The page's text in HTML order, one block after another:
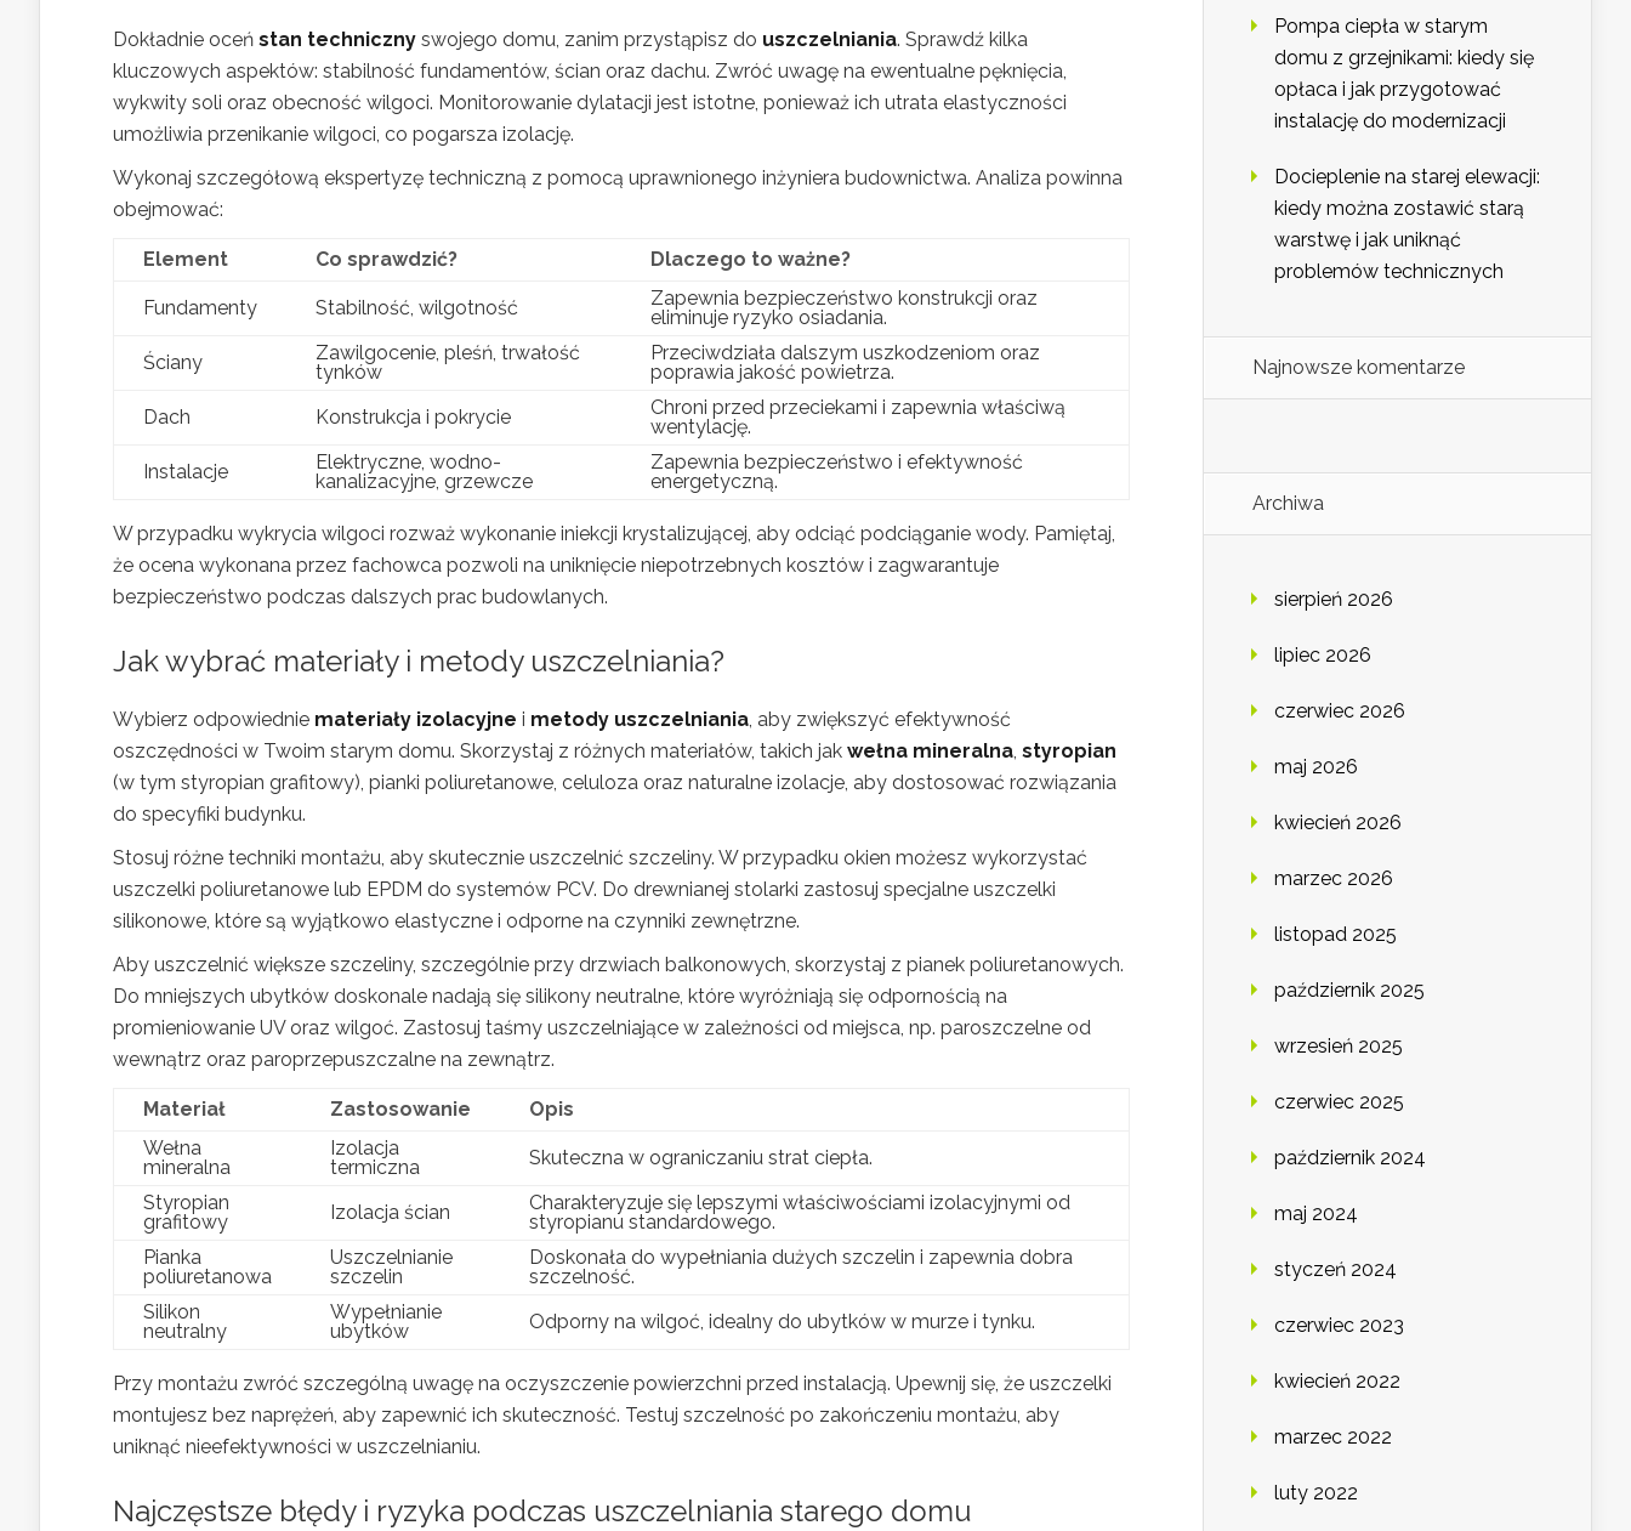
Dokładnie oceń stan techniczny swojego domu, zanim przystąpisz do uszczelniania. Sprawdź kilka
kluczowych aspektów: stabilność fundamentów, ścian oraz dachu. Zwróć uwagę na ewentualne pęknięcia,
wykwity soli oraz obecność wilgoci. Monitorowanie dylatacji jest istotne, ponieważ ich utrata elastyczności
umożliwia przenikanie wilgoci, co pogarsza izolację.
Wykonaj szczegółową ekspertyzę techniczną z pomocą uprawnionego inżyniera budownictwa. Analiza powinna
obejmować:
Element Co sprawdzić? Dlaczego to ważne?
Fundamenty Stabilność, wilgotność
Zapewnia bezpieczeństwo konstrukcji oraz
eliminuje ryzyko osiadania.
Ściany
Zawilgocenie, pleśń, trwałość
tynków
Przeciwdziała dalszym uszkodzeniom oraz
poprawia jakość powietrza.
Dach
Konstrukcja i pokrycie
Chroni przed przeciekami i zapewnia właściwą
wentylację.
Instalacje
Elektryczne, wodno-
kanalizacyjne, grzewcze
Zapewnia bezpieczeństwo i efektywność
energetyczną.
W przypadku wykrycia wilgoci rozważ wykonanie iniekcji krystalizującej, aby odciąć podciąganie wody. Pamiętaj,
że ocena wykonana przez fachowca pozwoli na uniknięcie niepotrzebnych kosztów i zagwarantuje
bezpieczeństwo podczas dalszych prac budowlanych.
Jak wybrać materiały i metody uszczelniania?
Wybierz odpowiednie materiały izolacyjne i metody uszczelniania , aby zwiększyć efektywność
oszczędności w Twoim starym domu. Skorzystaj z różnych materiałów, takich jak wełna mineralna styropian
(w tym styropian grafitowy), pianki poliuretanowe, celuloza oraz naturalne izolacje, aby dostosować rozwiązania
do specyfiki budynku.
Stosuj różne techniki montażu, aby skutecznie uszczelnić szczeliny. W przypadku okien możesz wykorzystać
uszczelki poliuretanowe lub EPDM do systemów PCV. Do drewnianej stolarki zastosuj specjalne uszczelki
silikonowe, które są wyjątkowo elastyczne i odporne na czynniki zewnętrzne.
Aby uszczelnić większe szczeliny, szczególnie przy drzwiach balkonowych, skorzystaj z pianek poliuretanowych.
Do mniejszych ubytków doskonale nadają się silikony neutralne, które wyróżniają się odpornością na
promieniowanie UV oraz wilgoć. Zastosuj taśmy uszczelniające w zależności od miejsca, np. paroszczelne od
wewnątrz oraz paroprzepuszczalne na zewnątrz.
Materiał Zastosowanie
Opis
Wełna
mineralna
Izolacja
termiczna
Skuteczna w ograniczaniu strat ciepła.
Styropian
grafitowy
Izolacja ścian
Charakteryzuje się lepszymi właściwościami izolacyjnymi od
styropianu standardowego.
Pianka
poliuretanowa
Uszczelnianie
szczelin
Doskonała do wypełniania dużych szczelin i zapewnia dobra
szczelność.
Silikon
neutralny
Wypełnianie
ubytków
Odporny na wilgoć, idealny do ubytków w murze i tynku.
Przy montażu zwróć szczególną uwagę na oczyszczenie powierzchni przed instalacją. Upewnij się, że uszczelki
montujesz bez naprężeń, aby zapewnić ich skuteczność. Testuj szczelność po zakończeniu montażu, aby
uniknąć nieefektywności w uszczelnianiu.
Najczęstsze błędy i ryzyka podczas uszczelniania starego domu
Pompa ciepła w starym
domu z grzejnikami: kiedy się
opłaca i jak przygotować
instalację do modernizacji
Docieplenie na starej elewacji:
kiedy można zostawić starą
warstwę i jak uniknąć
problemów technicznych
Najnowsze komentarze
Archiwa
sierpień 2026
lipiec 2026
czerwiec 2026
maj 2026
kwiecień 2026
marzec 2026
listopad 2025
październik 2025
wrzesień 2025
czerwiec 2025
październik 2024
maj 2024
styczeń 2024
czerwiec 2023
kwiecień 2022
marzec 2022
luty 2022